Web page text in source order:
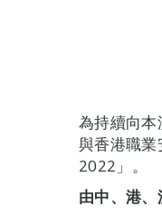
為持續向
與香港職
2022」。
由中、港